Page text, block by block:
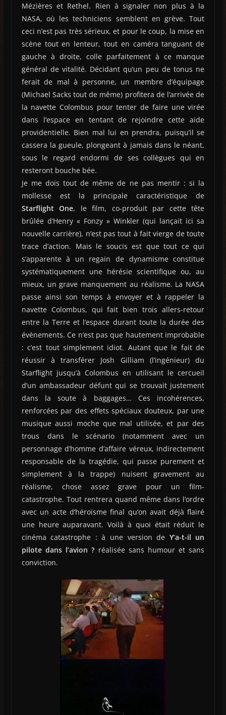
Mézières et Rethel. Rien à signaler non plus à la
NASA, où les techniciens semblent en grève. Tout
ceci n’est pas très sérieux, et pour le coup, la mise en
scène tout en lenteur, tout en caméra tanguant de
gauche à droite, colle parfaitement à ce manque
général de vitalité. Décidant qu’un peu de tonus ne
ferait de mal à personne, un membre d’équipage
(Michael Sacks tout de même) profitera de l’arrivée de
la navette Colombus pour tenter de faire une virée
dans l’espace en tentant de rejoindre cette aide
providentielle. Bien mal lui en prendra, puisqu’il se
cassera la gueule, plongeant à jamais dans le néant,
sous le regard endormi de ses collègues qui en
resteront bouche bée.
Je me dois tout de même de ne pas mentir : si la
mollesse est la principale caractéristique de
Starflight One, le film, co-produit par cette tête
brûlée d’Henry « Fonzy » Winkler (qui lançait ici sa
nouvelle carrière), n’est pas tout à fait vierge de toute
trace d’action. Mais le soucis est que tout ce qui
s’apparente à un regain de dynamisme constitue
systématiquement une hérésie scientifique ou, au
mieux, un grave manquement au réalisme. La NASA
passe ainsi son temps à envoyer et à rappeler la
navette Colombus, qui fait bien trois allers-retour
entre la Terre et l’espace durant toute la durée des
évènements. Ce n’est pas que hautement improbable
: c’est tout simplement idiot. Autant que le fait de
réussir à transférer Josh Gilliam (l’ingénieur) du
Starflight jusqu’à Colombus en utilisant le cercueil
d’un ambassadeur défunt qui se trouvait justement
dans la soute à baggages… Ces incohérences,
renforcées par des effets spéciaux douteux, par une
musique aussi moche que mal utilisée, et par des
trous dans le scénario (notamment avec un
personnage d’homme d’affaire véreux, indirectement
responsable de la tragédie, qui passe purement et
simplement à la trappe) nuisent gravement au
réalisme, chose assez grave pour un film-
catastrophe. Tout rentrera quand même dans l’ordre
avec un acte d’héroïsme final qu’on avait déjà flairé
une heure auparavant. Voilà à quoi était réduit le
cinéma catastrophe : à une version de Y’a-t-il un
pilote dans l’avion ? réalisée sans humour et sans
conviction.